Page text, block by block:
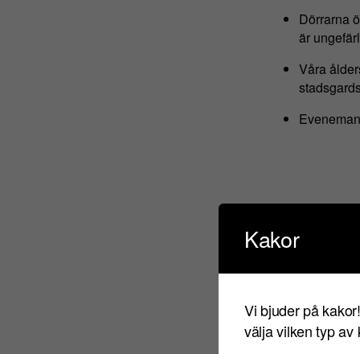
Dörrarna
är
Våra
Kakor
Vi bjuder på
välja vilken typ